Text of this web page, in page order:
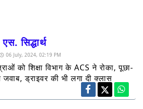
सिद्धार्थ
06 July, 2024, 02:19 PM
को शिक्षा विभाग के ACS ने रोका, पूछा-
ड्राइवर की भी लगा दी क्लास